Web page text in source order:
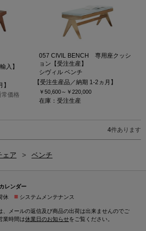
入】
常価格
057 CIVIL BENCH 専用座クッシ
ョン【受注生産】
シヴィル ベンチ
【受注生産品／納期 1-2ヵ月】
￥50,600～ ￥220,000
在庫：受注生産
4件あります
ェア > ベンチ
レンダー
休 ■ システムメンテナンス
、メールの返信及び商品の出荷は出来ませんのでご
業時間は休業日のお知らせをご覧ください。